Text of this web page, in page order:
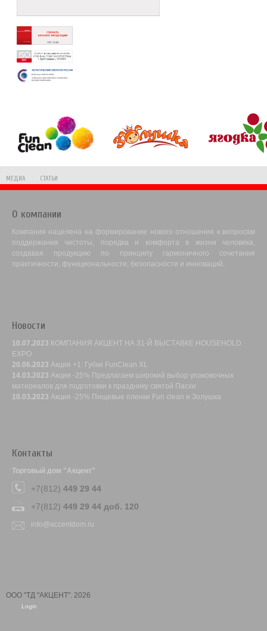
МЕДИА СТАТЬИ
О компании
Компания нацелена на формирование нового отношения к вопросам
поддержания чистоты, порядка и комфорта в жизни человека,
создавая продукцию по принципу гармоничного сочетания
практичности, функциональности, безопасности и инноваций.
Новости
10.07.2023 КОМПАНИЯ АКЦЕНТ НА 31-Й ВЫСТАВКЕ HOUSEHOLD
EXPO
20.06.2023 Акция +1: Губки FunClean XL
14.03.2023 Акция -25% Предлагаем широкий выбор упаковочных
материалов для подготовки к празднику святой Пасхи
10.03.2023 Акция -25% Пищевые пленки Fun clean и Золушка
Контакты
Торговый дом "Акцент"
+7(812) 449 29 44
+7(812) 449 29 44 доб. 120
info@accentdom.ru
ООО "ТД "АКЦЕНТ". 2026
Login